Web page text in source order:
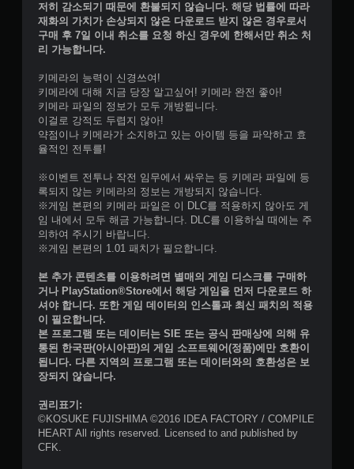
저히 감소되기 때문에 환불되지 않습니다. 해당 법률에 따라
재화의 가치가 손상되지 않은 다운로드 받지 않은 경우로서
구매 후 7일 이내 취소를 요청 하신 경우에 한해서만 취소 처
리 가능합니다.
키메라의 능력이 신경쓰여!
키메라에 대해 지금 당장 알고싶어! 키메라 완전 좋아!
키메라 파일의 정보가 모두 개방됩니다.
이걸로 강적도 두렵지 않아!
약점이나 키메라가 소지하고 있는 아이템 등을 파악하고 효
율적인 전투를!
※이벤트 전투나 작전 임무에서 싸우는 등 키메라 파일에 등
록되지 않는 키메라의 정보는 개방되지 않습니다.
※게임 본편의 키메라 파일은 이 DLC를 적용하지 않아도 게
임 내에서 모두 해금 가능합니다. DLC를 이용하실 때에는 주
의하여 주시기 바랍니다.
※게임 본편의 1.01 패치가 필요합니다.
본 추가 콘텐츠를 이용하려면 별매의 게임 디스크를 구매하
거나 PlayStation®Store에서 해당 게임을 먼저 다운로드 하
셔야 합니다. 또한 게임 데이터의 인스톨과 최신 패치의 적용
이 필요합니다.
본 프로그램 또는 데이터는 SIE 또는 공식 판매상에 의해 유
통된 한국판(아시아판)의 게임 소프트웨어(정품)에만 호환이
됩니다. 다른 지역의 프로그램 또는 데이터와의 호환성은 보
장되지 않습니다.
권리표기:
©KOSUKE FUJISHIMA ©2016 IDEA FACTORY / COMPILE
HEART All rights reserved. Licensed to and published by
CFK.